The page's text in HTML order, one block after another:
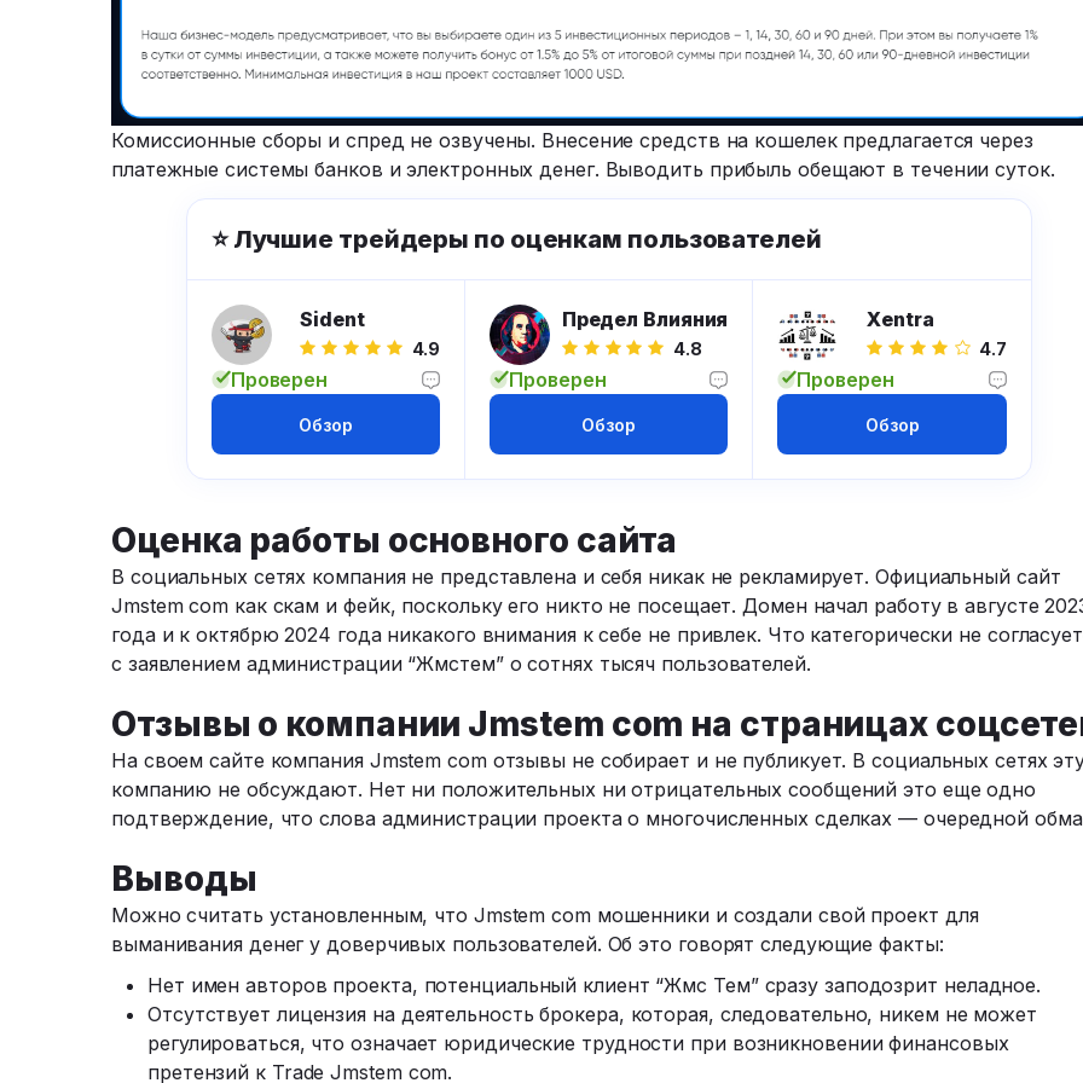
Комиссионные сборы и спред не озвучены. Внесение средств на кошелек предлагается через
платежные системы банков и электронных денег. Выводить прибыль обещают в течении суток.
⭐ Лучшие трейдеры по оценкам пользователей
Sident
4.9
Проверен
Обзор
Предел Влияния
4.8
Проверен
Обзор
Xentra
4.7
Проверен
Обзор
Оценка работы основного сайта
В социальных сетях компания не представлена и себя никак не рекламирует. Официальный сайт
Jmstem com как скам и фейк, поскольку его никто не посещает. Домен начал работу в августе
года и к октябрю 2024 года никакого внимания к себе не привлек. Что категорически не
с заявлением администрации “Жмстем” о сотнях тысяч пользователей.
Отзывы о компании Jmstem com на страницах
На своем сайте компания Jmstem com отзывы не собирает и не публикует. В социальных сетях
компанию не обсуждают. Нет ни положительных ни отрицательных сообщений это еще одно
подтверждение, что слова администрации проекта о многочисленных сделках — очередной
Выводы
Можно считать установленным, что Jmstem com мошенники и создали свой проект для
выманивания денег у доверчивых пользователей. Об это говорят следующие факты:
Нет имен авторов проекта, потенциальный клиент “Жмс Тем” сразу заподозрит неладное.
Отсутствует лицензия на деятельность брокера, которая, следовательно, никем не может
регулироваться, что означает юридические трудности при возникновении финансовых
претензий к Trade Jmstem com.